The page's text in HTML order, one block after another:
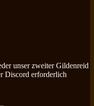
unser zweiter Gildenreid
Discord erforderlich